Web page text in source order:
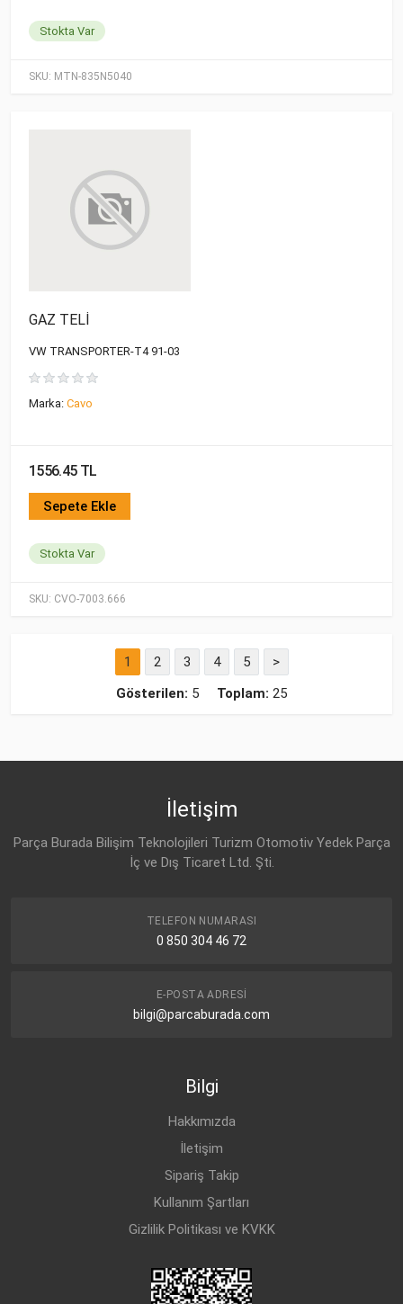
SKU: MTN-835N5040
Stokta Var
SKU: CVO-7003.666
GAZ TELİ
VW TRANSPORTER-T4 91-03
Marka: Cavo
1556.45 TL
Sepete Ekle
Stokta Var
1 2 3 4 5
>
Gösterilen: 5 Toplam: 25
İletişim
Parça Burada Bilişim Teknolojileri Turizm Otomotiv Yedek Parça
İç ve Dış Ticaret Ltd. Şti.
TELEFON NUMARASI
0 850 304 46 72
E-POSTA ADRESI
bilgi@parcaburada.com
Bilgi
Hakkımızda
İletişim
Sipariş Takip
Kullanım Şartları
Gizlilik Politikası ve KVKK